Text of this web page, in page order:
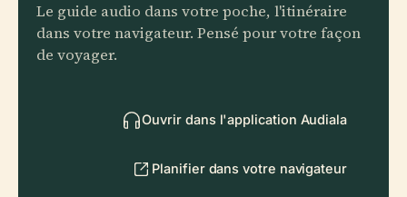
Le guide audio dans votre poche, l'itinéraire
dans votre navigateur. Pensé pour votre façon
de voyager.
Ouvrir dans l'application Audiala
Planifier dans votre navigateur